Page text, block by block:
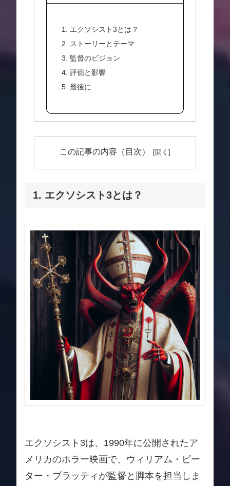
1. エクソシスト3とは？
2. ストーリーとテーマ
3. 監督のビジョン
4. 評価と影響
5. 最後に
この記事の内容（目次）
1. エクソシスト3とは？
エクソシスト3は、1990年に公開されたア
メリカのホラー映画で、ウィリアム・ピー
ター・ブラッティが監督と脚本を担当しま